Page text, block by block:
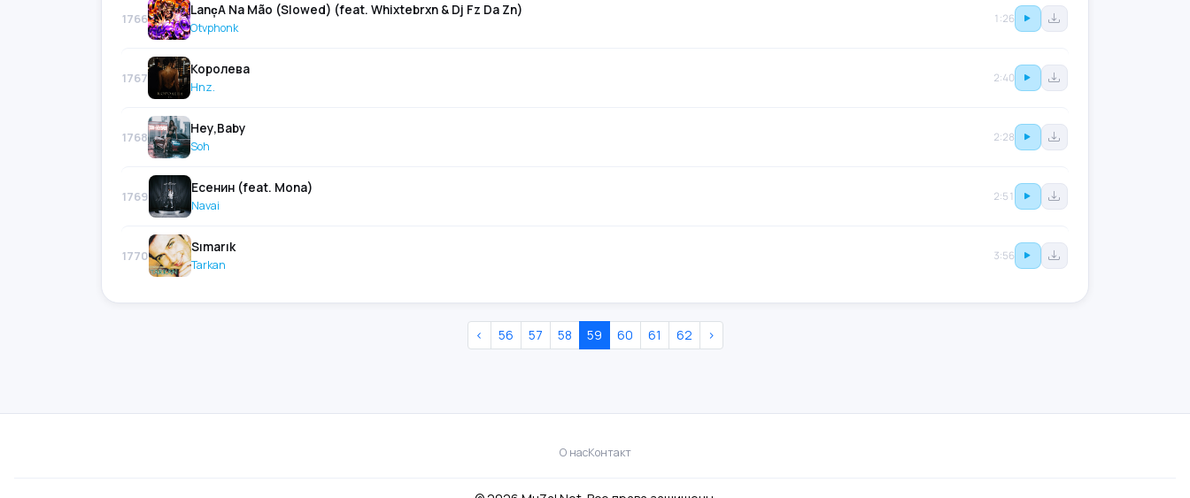
1766
Lanc̦A Na Mão (Slowed) (feat. Whixtebrxn & Dj Fz Da Zn)
Otvphonk
1:26
1767
Королева
Hnz.
2:40
1768
Hey,Baby
Soh
2:28
1769
Есенин (feat. Mona)
Navai
2:51
1770
Sımarık
Tarkan
3:56
‹ 56 57 58 59 60 61 62 ›
О насКонтакт